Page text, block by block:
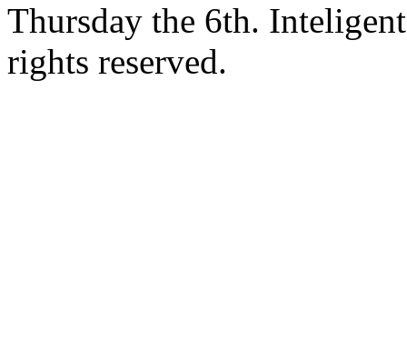
Thursday the 6th.
rights reserved.